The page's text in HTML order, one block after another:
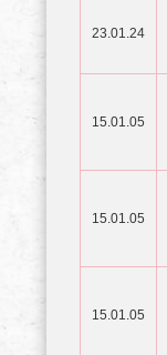
23.01.24
15.01.05
15.01.05
15.01.05